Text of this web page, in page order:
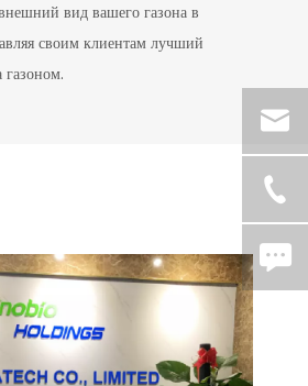
вид вашего газона в
своим клиентам лучший
газоном.